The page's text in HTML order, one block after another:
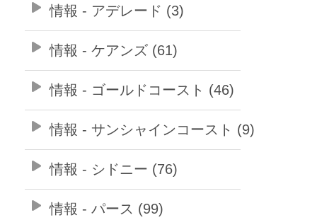
情報 - アデレード (3)
情報 - ケアンズ (61)
情報 - ゴールドコースト (46)
情報 - サンシャインコースト (9)
情報 - シドニー (76)
情報 - パース (99)